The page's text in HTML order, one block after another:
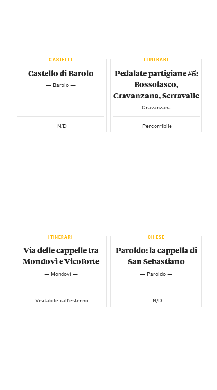
CASTELLI
Castello di Barolo
— Barolo —
N/D
ITINERARI
Pedalate partigiane #5:
Bossolasco,
Cravanzana, Serravalle
— Cravanzana —
Percorribile
ITINERARI
Via delle cappelle tra
Mondovì e Vicoforte
— Mondovì —
Visitabile dall'esterno
CHIESE
Paroldo: la cappella di
San Sebastiano
— Paroldo —
N/D